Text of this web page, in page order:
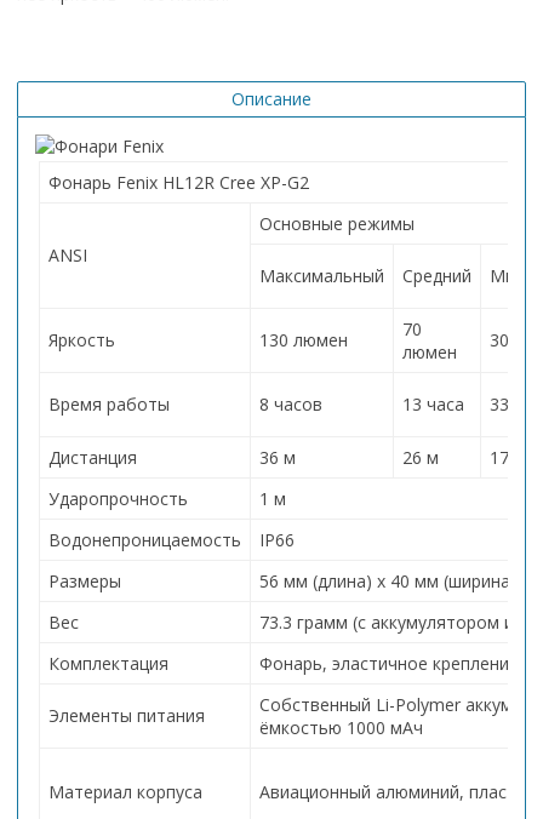
Описание
Фонарь Fenix HL12R Cree XP-G2
ANSI
Основные режимы
Максимальный Средний
Яркость 130 люмен
70
люмен
30
Время работы 8 часов 13 часа 33
Дистанция 36 м 26 м
17 м
Ударопрочность
1 м
Водонепроницаемость
IP66
Размеры
56 мм (длина) х 40 мм (ширина) х
Вес
73.3 грамм (с аккумулятором и
Комплектация
Фонарь, эластичное крепление,
Элементы питания
Собственный Li-Polymer
ёмкостью 1000 мАч
Материал корпуса Авиационный алюминий, пластик